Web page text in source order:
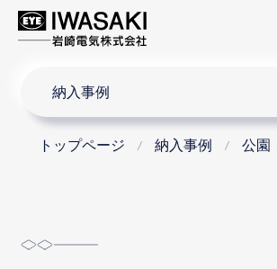
納入事例
トップページ 納入事例 公園